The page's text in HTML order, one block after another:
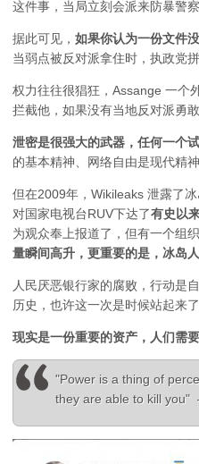
这件事，当局立刻会派来防暴警察
据此可见， 如果你认为一份文件
当弱点被反对派拿住时，执政党
权力往往很猖狂，Assange 一个
拦截他，如果没有当地反对派勇
泄密是很强大的武器，任何一个
的基本精神、网络自由是现代精
但在2009年，Wikileaks 泄露了
对国家电视台RUV下达了有史以
为观众奉上报道了，但有一个组
量瞬间高升，更重要的是，冰岛
人民厌恶银行家的腐败，行动是
历史，也许这一次是时候站起来
现实是一份重要的资产，人们需
"Power is a thing of
they are able to kill you"